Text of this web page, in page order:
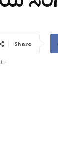
Share
-